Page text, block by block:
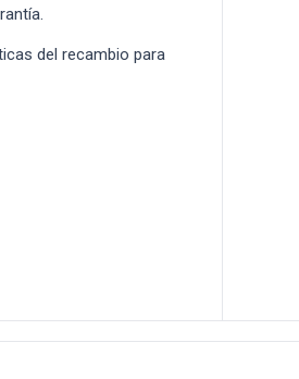
del recambio para